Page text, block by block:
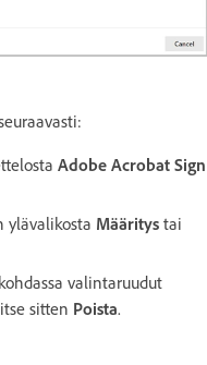
Adobe Acrobat Sign
ylävalikosta Määritys tai
valintaruudut
sitten Poista.